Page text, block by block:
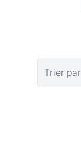
Trier par